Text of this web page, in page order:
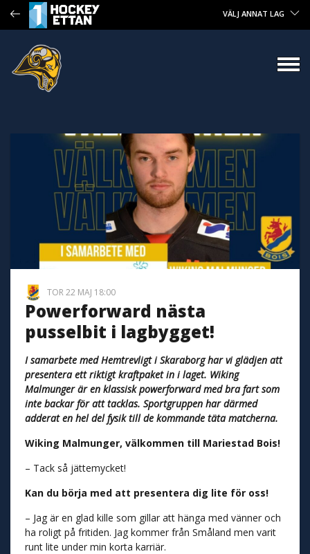
VÄLJ ANNAT LAG
TOR 22 MAJ 18:00
Powerforward nästa
pusselbit i lagbygget!
I samarbete med Hemtrevligt i Skaraborg har vi glädjen att
presentera ett riktigt kraftpaket in i laget. Wiking
Malmunger är en klassisk powerforward med bra fart som
inte backar för att tacklas. Sportgruppen har därmed
adderat en hel del fysik till de kommande täta matcherna.
Wiking Malmunger, välkommen till Mariestad Bois!
– Tack så jättemycket!
Kan du börja med att presentera dig lite för oss!
– Jag är en glad kille som gillar att hänga med vänner och
ha roligt på fritiden. Jag kommer från Småland men varit
runt lite under min korta karriär.